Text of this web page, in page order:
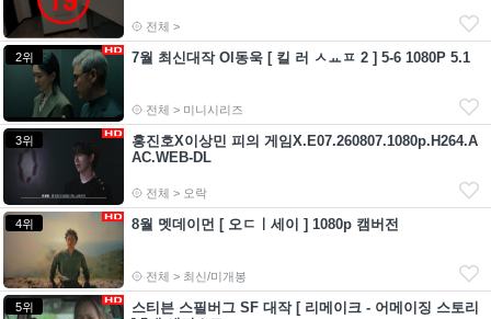
전체 >
2위 7월 최신대작 Ol동욱 [ 킬 러 ㅅㅛㅍ 2 ] 5-6 1080P 5.1
전체 > 미니시리즈
3위
홍진호X이상민 피의 게임X.E07.260807.1080p.H264.A
AC.WEB-DL
전체 > 오락
4위 8월 멧데이먼 [ 오ㄷㅣ세이 ] 1080p 캠버전
전체 > 최신/미개봉
5위
스티븐 스필버그 SF 대작 [ 리메이크 - 어메이징 스토리